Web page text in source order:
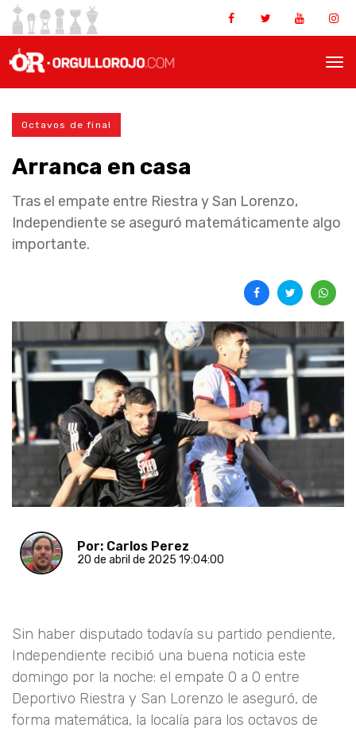
Octavos de final
Arranca en casa
Tras el empate entre Riestra y San Lorenzo,
Independiente se aseguró matemáticamente algo
importante.
Por: Carlos Perez
20 de abril de 2025 19:04:00
Sin haber disputado todavía su partido pendiente,
Independiente recibió una buena noticia este
domingo por la noche: el empate 0 a 0 entre
Deportivo Riestra y San Lorenzo le aseguró, de
forma matemática, la localía para los octavos de